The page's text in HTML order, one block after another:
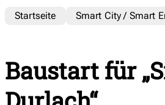
Startseite Smart City / Smart
Baustart für